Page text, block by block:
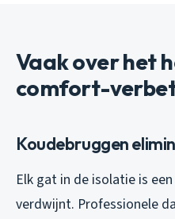
Vaak over het
comfort-
Koudebruggen
Elk gat in de isolatie is
verdwijnt. Professionele